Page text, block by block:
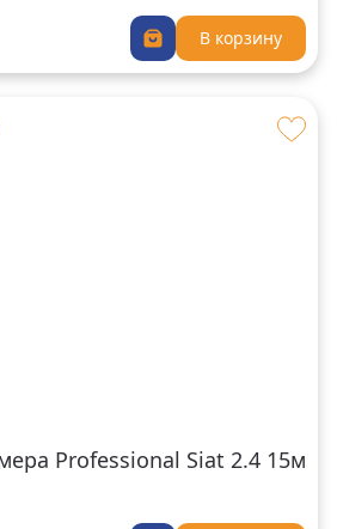
В корзину
Professional Siat 2.4 15м